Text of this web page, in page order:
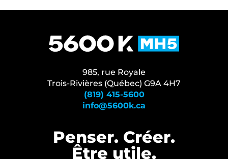
985, rue Royale
Trois-Rivières (Québec) G9A 4H7
(819) 415-5600
info@5600k.ca
Penser. Créer.
Être⁠ utile.